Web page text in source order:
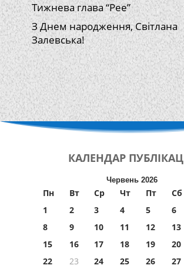
Тижнева глава “Рее”
З Днем народження, Світлана
Залевська!
КАЛЕНДАР
Червень 2026
Пн Вт Ср Чт Пт Сб
1
2 3 4 5 6
8
9 10 11 12 13
15
16 17 18 19 20
22
23 24 25 26 27